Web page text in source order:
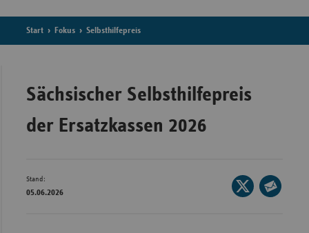
der
Start Fokus Selbsthilfepreis
Sächsischer Selbsthilfepreis
der Ersatzkassen 2026
Stand:
05.06.2026
Seite
auf